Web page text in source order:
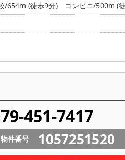
/654m (徒歩9分)
コンビニ/500m (
451-7417
物件番号 1057251520